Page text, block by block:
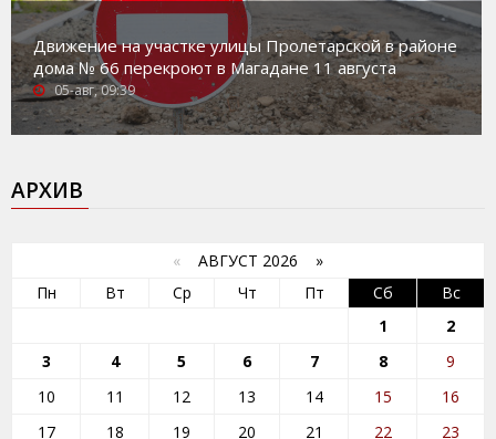
Движение на участке улицы Пролетарской в районе
дома № 66 перекроют в Магадане 11 августа
05-авг, 09:39
АРХИВ
« АВГУСТ 2026 »
Пн
Вт Ср Чт Пт Сб
Вс
1
2
3
4 5 6 7 8
9
10
11 12 13 14 15
16
17
18 19 20 21 22
23